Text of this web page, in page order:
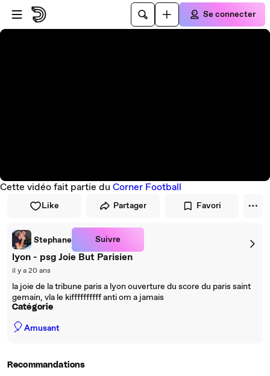
Passer au player
Passer au contenu principal
Se connecter
Cette vidéo fait partie du Corner Football
Like Partager Favori
Stephane Suivre
lyon - psg Joie But Parisien
il y a 20 ans
la joie de la tribune paris a lyon ouverture du score du paris saint
gemain, vla le kiffffffffff anti om a jamais
Catégorie
🎈Amusant
Recommandations